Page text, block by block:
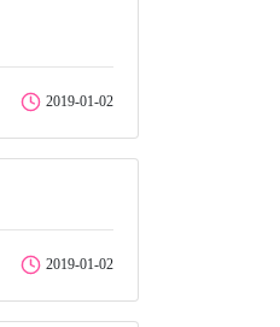
2019-01-02
2019-01-02